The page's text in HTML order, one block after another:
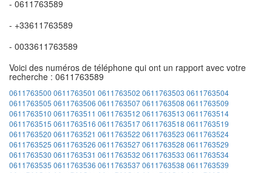
- 0611763589
- +33611763589
- 0033611763589
Voici des numéros de téléphone qui ont un rapport avec votre
recherche : 0611763589
0611763500 0611763501 0611763502 0611763503 0611763504
0611763505 0611763506 06117635070611763508 0611763509
0611763510 0611763511 0611763512 0611763513 0611763514
0611763515 0611763516 06117635170611763518 0611763519
0611763520 0611763521 0611763522 0611763523 0611763524
0611763525 0611763526 06117635270611763528 0611763529
0611763530 0611763531 0611763532 0611763533 0611763534
0611763535 0611763536 06117635370611763538 0611763539